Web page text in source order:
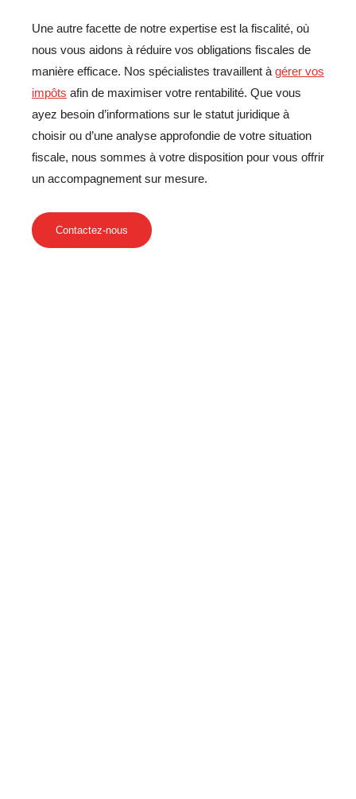
Une autre facette de notre expertise est la fiscalité, où
nous vous aidons à réduire vos obligations fiscales de
manière efficace. Nos spécialistes travaillent à gérer vos
impôts afin de maximiser votre rentabilité. Que vous
ayez besoin d’informations sur le statut juridique à
choisir ou d’une analyse approfondie de votre situation
fiscale, nous sommes à votre disposition pour vous offrir
un accompagnement sur mesure.
Contactez-nous